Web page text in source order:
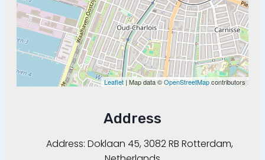
Leaflet | Map data ©OpenStreetMapcontributors
Address
Address: Doklaan 45, 3082 RB Rotterdam,